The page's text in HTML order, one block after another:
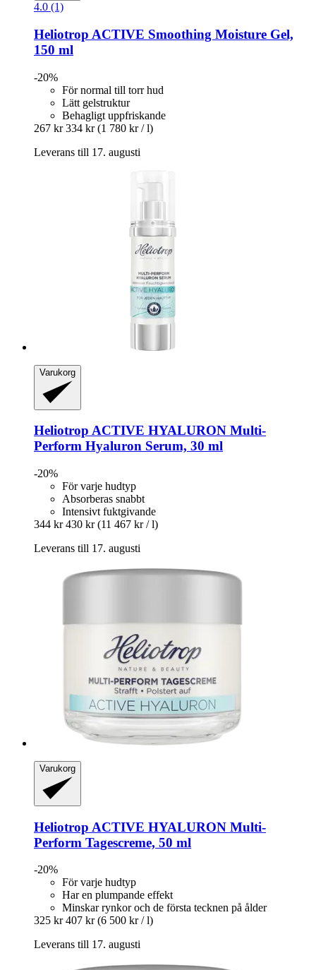
4.0 (1)
Heliotrop ACTIVE Smoothing Moisture Gel,
150 ml
-20%
För normal till torr hud
Lätt gelstruktur
Behagligt uppfriskande
267 kr 334 kr (1 780 kr / l)
Leverans till 17. augusti
Varukorg
Heliotrop ACTIVE HYALURON Multi-​
Perform Hyaluron Serum, 30 ml
-20%
För varje hudtyp
Absorberas snabbt
Intensivt fuktgivande
344 kr 430 kr (11 467 kr / l)
Leverans till 17. augusti
Varukorg
Heliotrop ACTIVE HYALURON Multi-​
Perform Tagescreme, 50 ml
-20%
För varje hudtyp
Har en plumpande effekt
Minskar rynkor och de första tecknen på ålder
325 kr 407 kr (6 500 kr / l)
Leverans till 17. augusti